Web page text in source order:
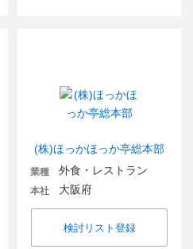
(株)ほっかほっか亭総本部
業種 外食・レストラン
本社 大阪府
検討リスト登録